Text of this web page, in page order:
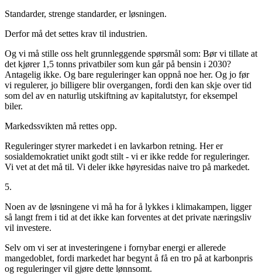
Standarder, strenge standarder, er løsningen.
Derfor må det settes krav til industrien.
Og vi må stille oss helt grunnleggende spørsmål som: Bør vi tillate at
det kjører 1,5 tonns privatbiler som kun går på bensin i 2030?
Antagelig ikke. Og bare reguleringer kan oppnå noe her. Og jo før
vi regulerer, jo billigere blir overgangen, fordi den kan skje over tid
som del av en naturlig utskiftning av kapitalutstyr, for eksempel
biler.
Markedssvikten må rettes opp.
Reguleringer styrer markedet i en lavkarbon retning. Her er
sosialdemokratiet unikt godt stilt - vi er ikke redde for reguleringer.
Vi vet at det må til. Vi deler ikke høyresidas naive tro på markedet.
5.
Noen av de løsningene vi må ha for å lykkes i klimakampen, ligger
så langt frem i tid at det ikke kan forventes at det private næringsliv
vil investere.
Selv om vi ser at investeringene i fornybar energi er allerede
mangedoblet, fordi markedet har begynt å få en tro på at karbonpris
og reguleringer vil gjøre dette lønnsomt.